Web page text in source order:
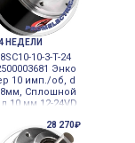
НЕДЕЛИ
10-3-T-24
Энко
10 имп./об, d
Сплошной
10 мм 12-24VD
28 270₽